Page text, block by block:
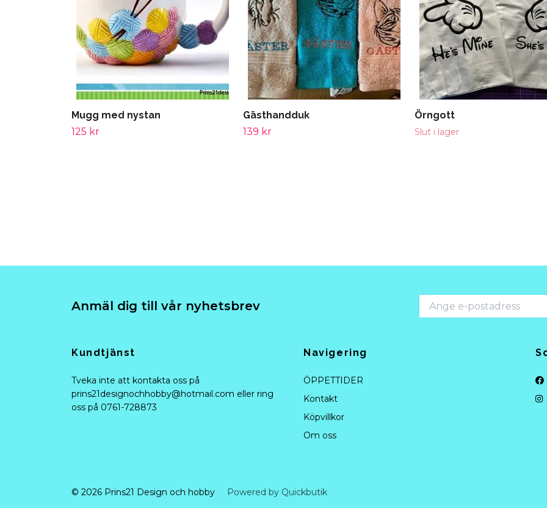
Mugg med nystan
125 kr
Gästhandduk
139 kr
Örngott
Slut i lager
Anmäl dig till vår nyhetsbrev
Kundtjänst
Tveka inte att kontakta oss på
prins21designochhobby@hotmail.com eller ring
oss på 0761-728873
Navigering
ÖPPETTIDER
Kontakt
Köpvillkor
Om oss
© 2026 Prins21 Design och hobby Powered by Quickbutik